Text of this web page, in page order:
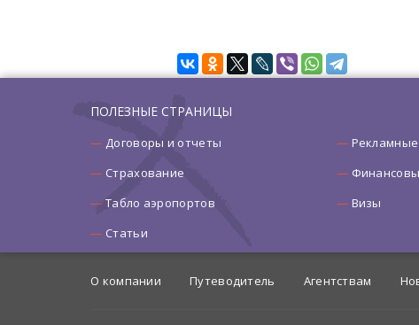
ПОЛЕЗНЫЕ СТРАНИЦЫ
Договоры и отчеты
Страхование
Табло аэропортов
Визы
Статьи
О компании Путеводитель Агентствам